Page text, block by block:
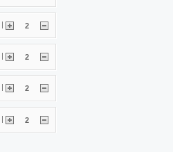
| 2
2
2
| 2